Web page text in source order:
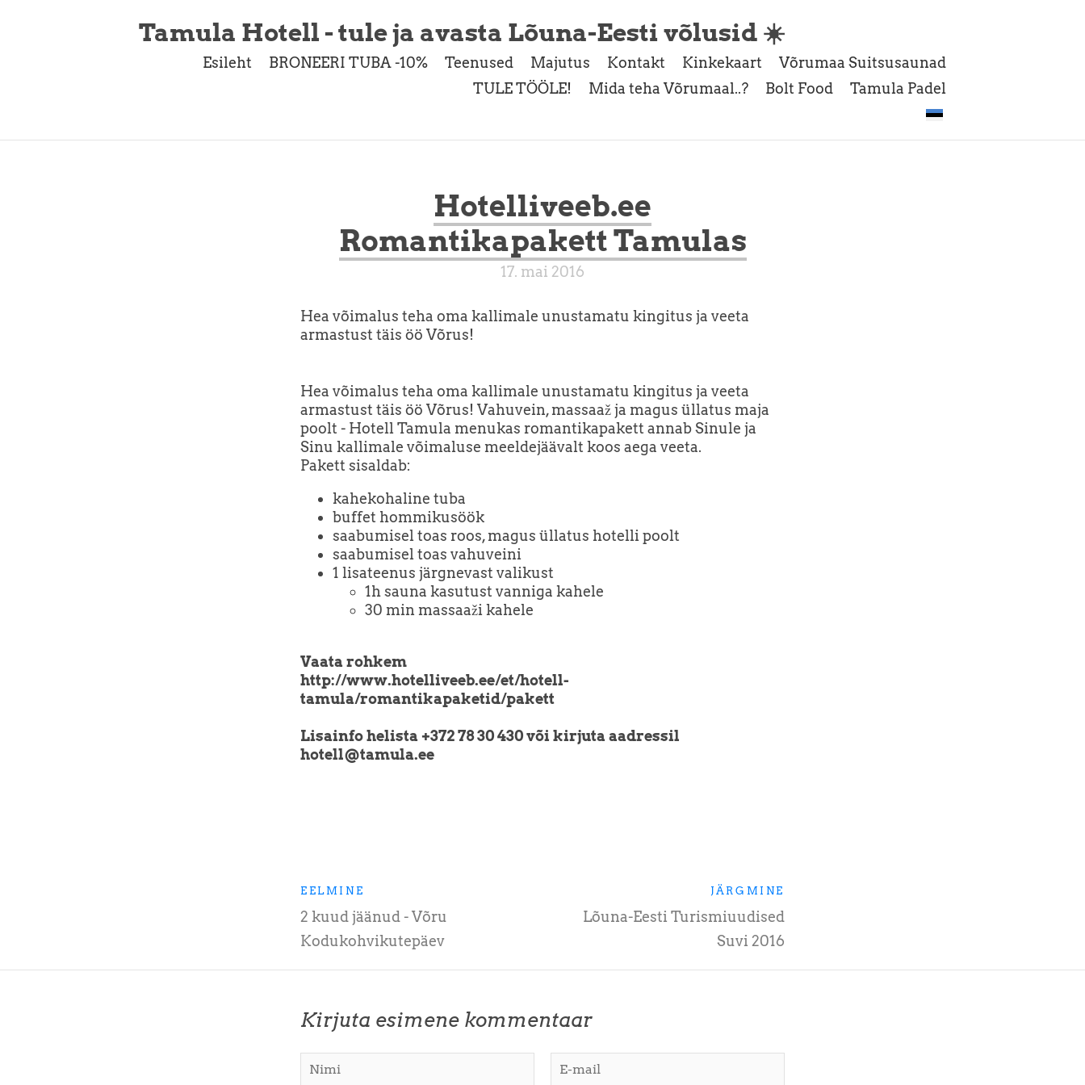
Tamula Hotell - tule ja avasta Lõuna-Eesti võlusid ☀️
Esileht BRONEERI TUBA -10% Teenused Majutus Kontakt Kinkekaart
Võrumaa Suitsusaunad
TULE TÖÖLE!
Mida teha Võrumaal..? Bolt Food Tamula Padel
Hotelliveeb.ee
Romantikapakett Tamulas
17. mai 2016
Hea võimalus teha oma kallimale unustamatu kingitus ja veeta
armastust täis öö Võrus!
Hea võimalus teha oma kallimale unustamatu kingitus ja veeta
armastust täis öö Võrus! Vahuvein, massaaž ja magus üllatus maja
poolt - Hotell Tamula menukas romantikapakett annab Sinule ja
Sinu kallimale võimaluse meeldejäävalt koos aega veeta.
Pakett sisaldab:
kahekohaline tuba
buffet hommikusöök
saabumisel toas roos, magus üllatus hotelli poolt
saabumisel toas vahuveini
1 lisateenus järgnevast valikust
1h sauna kasutust vanniga kahele
30 min massaaži kahele
Vaata rohkem
http://www.hotelliveeb.ee/et/hotell-
tamula/romantikapaketid/pakett
Lisainfo helista +372 78 30 430 või kirjuta aadressil
hotell@tamula.ee
EELMINE
2 kuud jäänud - Võru
Kodukohvikutepäev
JÄRGMINE
Lõuna-Eesti Turismiuudised
Suvi 2016
Kirjuta esimene kommentaar